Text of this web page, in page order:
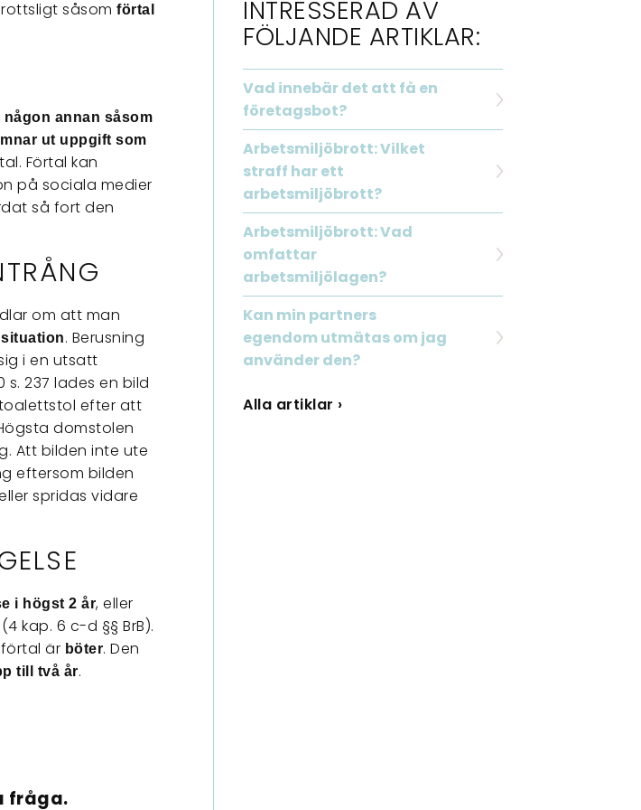
såsomförtal
någon annan såsom
ut uppgift som
Förtal kan
på sociala medier
så fort den
om att man
. Berusning
i en utsatt
s. 237 lades en bild
efter att
domstolen
Att bilden inte ute
eftersom bilden
spridas vidare
i högst 2 år, eller
(4 kap. 6 c-d §§ BrB).
är böter. Den
till två år.
fråga.
INTRESSERAD AV
FÖLJANDE ARTIKLAR:
Vad innebär det att få en
företagsbot?
Arbetsmiljöbrott: Vilket
straff har ett
arbetsmiljöbrott?
Arbetsmiljöbrott: Vad
omfattar
arbetsmiljölagen?
Kan min partners
egendom utmätas om jag
använder den?
Alla artiklar ›